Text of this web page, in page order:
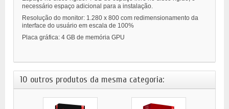
necessário espaço adicional para a instalação.
Resolução do monitor: 1.280 x 800 com redimensionamento da
interface do usuário em escala de 100%
Placa gráfica: 4 GB de memória GPU
10 outros produtos da mesma categoria: